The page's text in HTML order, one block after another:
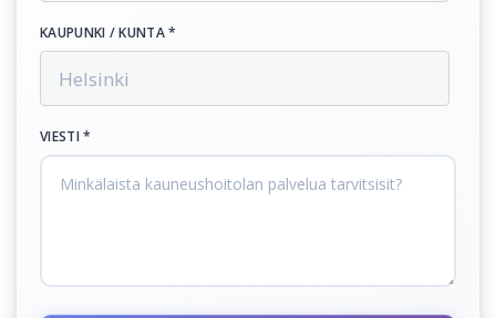
KAUPUNKI / KUNTA *
VIESTI *